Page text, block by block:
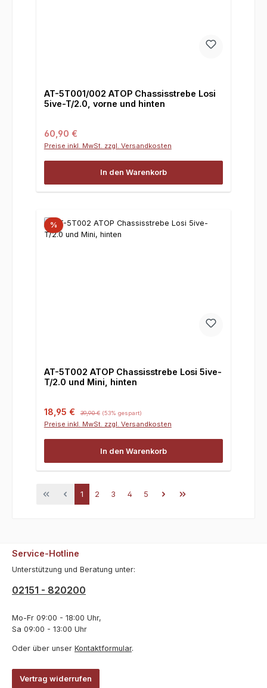
AT-5T001/002 ATOP Chassisstrebe Losi
5ive-T/2.0, vorne und hinten
Regulärer Preis:
60,90 €
Preise inkl. MwSt. zzgl. Versandkosten
In den Warenkorb
%
AT-5T002 ATOP Chassisstrebe Losi 5ive-
T/2.0 und Mini, hinten
Verkaufspreis:
18,95 € Regulärer Preis:
39,90 € (53% gespart)
Preise inkl. MwSt. zzgl. Versandkosten
In den Warenkorb
Seite
1 Seite
2 Seite
3 Seite
4 Seite
5
Service-Hotline
Unterstützung und Beratung unter:
02151 - 820200
Mo-Fr 09:00 - 18:00 Uhr,
Sa 09:00 - 13:00 Uhr
Oder über unser Kontaktformular.
Vertrag widerrufen